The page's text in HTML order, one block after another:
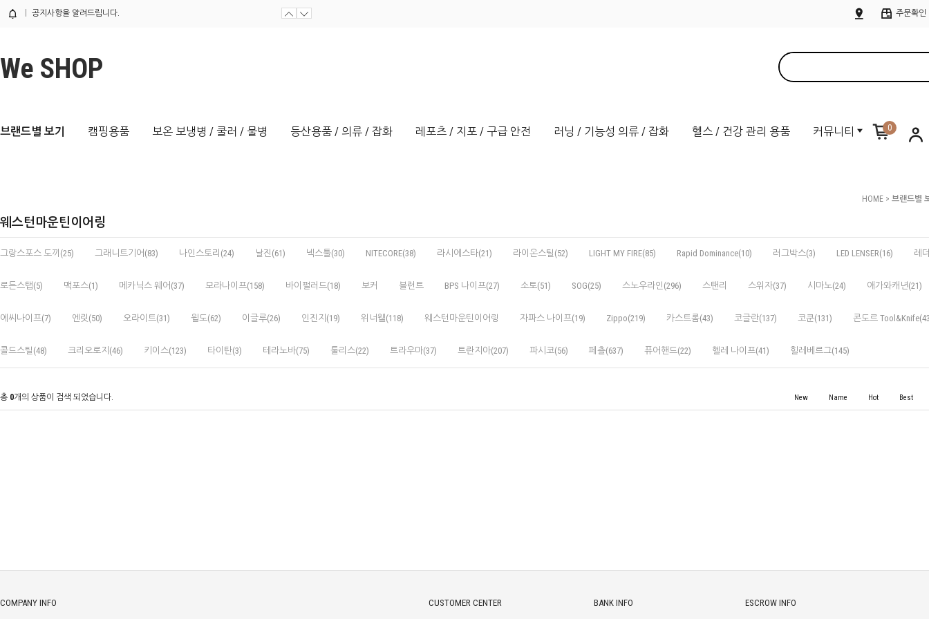
공지사항을 알려드립니다. 주문확인
We SHOP
브랜드별 보기 캠핑용품 보온 보냉병 / 쿨러 / 물병 등산용품 / 의류 / 잡화 레포츠 / 지포 / 구급 안전 러닝 / 기능성 의류 / 잡화 헬스 / 건강 관리 용품 커뮤니티 0
HOME > 브랜드별
웨스턴마운틴이어링
그랑스포스 도끼(25) 그래니트기어(83) 나인스토리(24) 날진(61) 넥스툴(30) NITECORE(38) 라시에스타(21) 라이온스틸(52) LIGHT MY FIRE(85) Rapid Dominance(10) 러그박스(3) LED LENSER(16) 레
로든스탭(5) 맥포스(1) 메카닉스 웨어(37) 모라나이프(158) 바이펄러드(18) 보커 블런트 BPS 나이프(27) 소토(51) SOG(25) 스노우라인(296) 스탠리 스위자(37) 시마노(24) 애가와캐년(21)
에씨나이프(7) 엔릿(50) 오라이트(31) 윌도(62) 이글루(26) 인진지(19) 위너웰(118) 웨스턴마운틴이어링 자파스 나이프(19) Zippo(219) 카스트롬(43) 코글란(137) 코쿤(131) 콘도르
콜드스틸(48) 크리오로지(46) 키이스(123) 타이탄(3) 테라노바(75) 툴리스(22) 트라우마(37) 트란지아(207) 파시코(56) 페츨(637) 퓨어핸드(22) 헬레 나이프(41) 힐레베르그(145)
총 0개의 상품이 검색 되었습니다. New Name Hot Best
COMPANY INFO CUSTOMER CENTER BANK INFO ESCROW INFO